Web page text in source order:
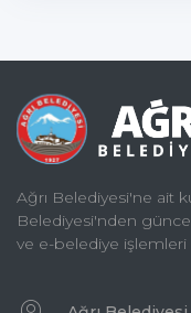
Ağrı Belediyesi'ne ait
Belediyesi'nden
ve e-belediye işlemleri